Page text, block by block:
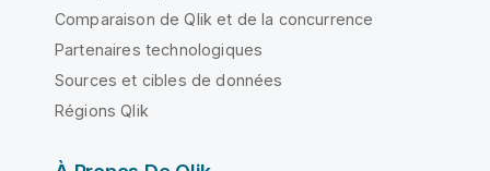
Comparaison de Qlik et de la concurrence
Partenaires technologiques
Sources et cibles de données
Régions Qlik